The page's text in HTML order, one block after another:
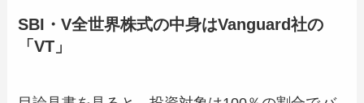
SBI・V全世界株式の中身はVanguard社の
「VT」